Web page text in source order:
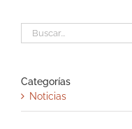
Buscar:
Categorías
Noticias